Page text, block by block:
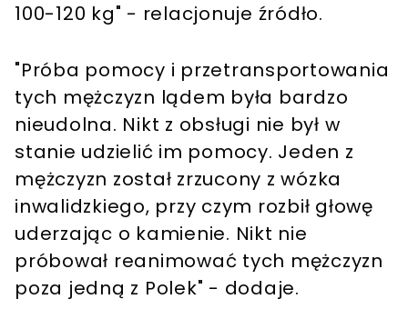
100-120 kg" - relacjonuje źródło.
"Próba pomocy i przetransportowania
tych mężczyzn lądem była bardzo
nieudolna. Nikt z obsługi nie był w
stanie udzielić im pomocy. Jeden z
mężczyzn został zrzucony z wózka
inwalidzkiego, przy czym rozbił głowę
uderzając o kamienie. Nikt nie
próbował reanimować tych mężczyzn
poza jedną z Polek" - dodaje.